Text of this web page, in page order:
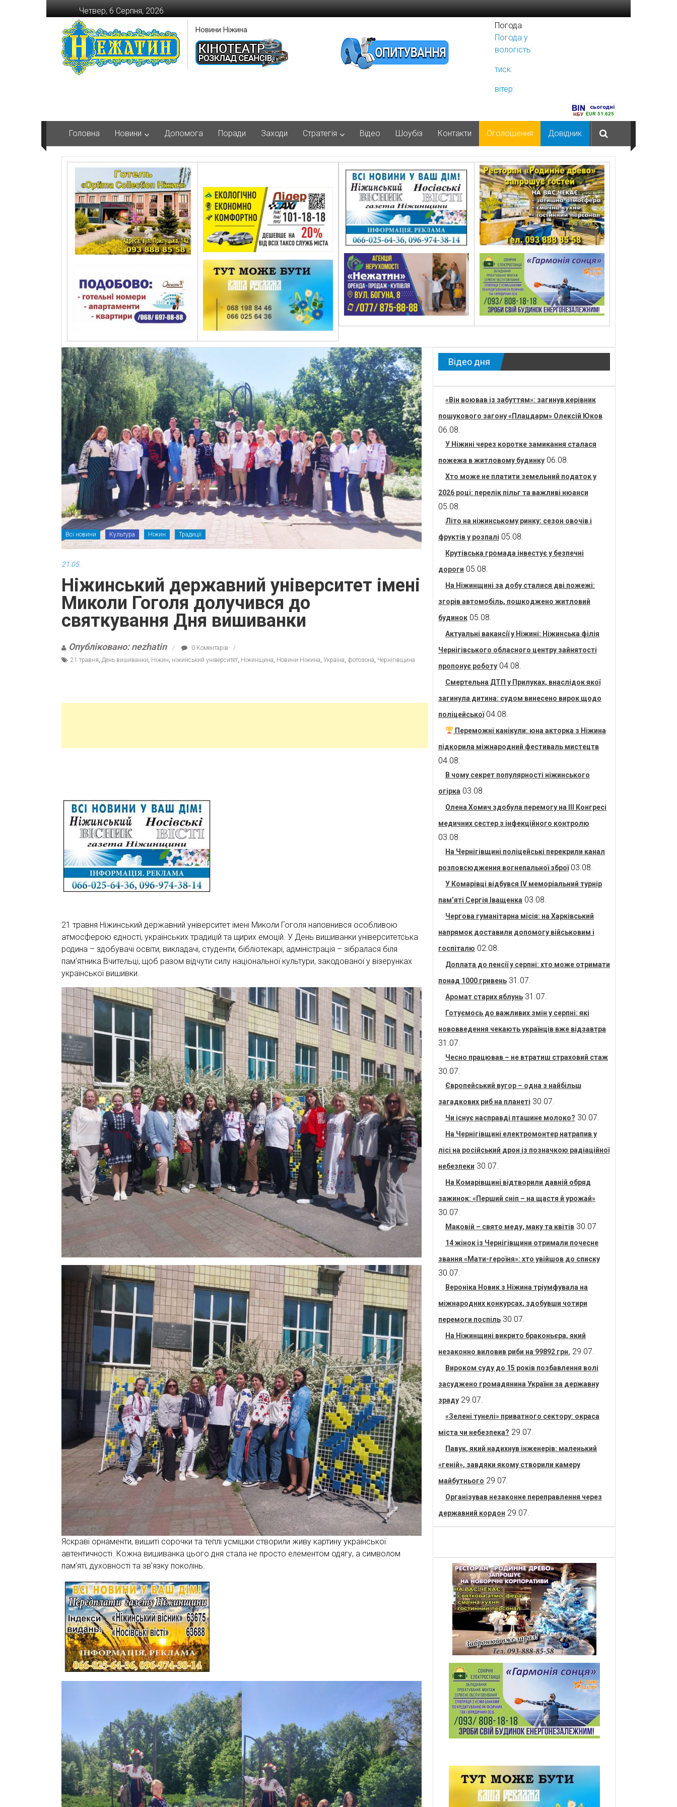
Перейти
до
вмісту
Четвер, 6 Серпня, 2026
Новини Ніжина
Погода
Погода у
вологість:
тиск:
вітер:
Головна Новини Допомога Поради Заходи Стратегія Відео Шоубіз Контакти Оголошення Довідник
Всі новини Культура Ніжин Традиції
21.05.
Ніжинський державний університет імені
Миколи Гоголя долучився до
святкування Дня вишиванки
Опубліковано: nezhatin
0 Коментарів
21 травня День вишиванки Ніжин ніжинський університет Ніжинщина Новини Ніжина Україна фотозона Чернігівщина
21 травня Ніжинський державний університет імені Миколи Гоголя наповнився особливою
атмосферою єдності, українських традицій та щирих емоцій. У День вишиванки університетська
родина – здобувачі освіти, викладачі, студенти, бібліотекарі, адміністрація – зібралася біля
пам’ятника Вчительці, щоб разом відчути силу національної культури, закодованої у візерунках
української вишивки.
Яскраві орнаменти, вишиті сорочки та теплі усмішки створили живу картину української
автентичності. Кожна вишиванка цього дня стала не просто елементом одягу, а символом
пам’яті, духовності та зв’язку поколінь.
Відео дня
«Він воював із забуттям»: загинув керівник
пошукового загону «Плацдарм» Олексій Юков
06.08.
У Ніжині через коротке замикання сталася
пожежа в житловому будинку 06.08.
Хто може не платити земельний податок у
2026 році: перелік пільг та важливі нюанси
05.08.
Літо на ніжинському ринку: сезон овочів і
фруктів у розпалі 05.08.
Крутівська громада інвестує у безпечні
дороги 05.08.
На Ніжинщині за добу сталися дві пожежі:
згорів автомобіль, пошкоджено житловий
будинок 05.08.
Актуальні вакансії у Ніжині: Ніжинська філія
Чернігівського обласного центру зайнятості
пропонує роботу 04.08.
Смертельна ДТП у Прилуках, внаслідок якої
загинула дитина: судом винесено вирок щодо
поліцейської 04.08.
Переможні канікули: юна акторка з Ніжина
підкорила міжнародний фестиваль мистецтв
04.08.
В чому секрет популярності ніжинського
огірка 03.08.
Олена Хомич здобула перемогу на ІІІ Конгресі
медичних сестер з інфекційного контролю
03.08.
На Чернігівщині поліцейські перекрили канал
розповсюдження вогнепальної зброї 03.08.
У Комарівці відбувся IV меморіальний турнір
пам’яті Сергія Іващенка 03.08.
Чергова гуманітарна місія: на Харківський
напрямок доставили допомогу військовим і
госпіталю 02.08.
Доплата до пенсії у серпні: хто може отримати
понад 1000 гривень 31.07.
Аромат старих яблунь 31.07.
Готуємось до важливих змін у серпні: які
нововведення чекають українців вже відзавтра
31.07.
Чесно працював – не втратиш страховий стаж
30.07.
Європейський вугор – одна з найбільш
загадкових риб на планеті 30.07.
Чи існує насправді пташине молоко? 30.07.
На Чернігівщині електромонтер натрапив у
лісі на російський дрон із позначкою радіаційної
небезпеки 30.07.
На Комарівщині відтворили давній обряд
зажинок: «Перший сніп – на щастя й урожай»
30.07.
Маковій – свято меду, маку та квітів 30.07.
14 жінок із Чернігівщини отримали почесне
звання «Мати-героїня»: хто увійшов до списку
30.07.
Вероніка Новик з Ніжина тріумфувала на
міжнародних конкурсах, здобувши чотири
перемоги поспіль 30.07.
На Ніжинщині викрито браконьєра, який
незаконно виловив риби на 99892 грн. 29.07.
Вироком суду до 15 років позбавлення волі
засуджено громадянина України за державну
зраду 29.07.
«Зелені тунелі» приватного сектору: окраса
міста чи небезпека? 29.07.
Павук, який надихнув інженерів: маленький
«геній», завдяки якому створили камеру
майбутнього 29.07.
Організував незаконне переправлення через
державний кордон 29.07.